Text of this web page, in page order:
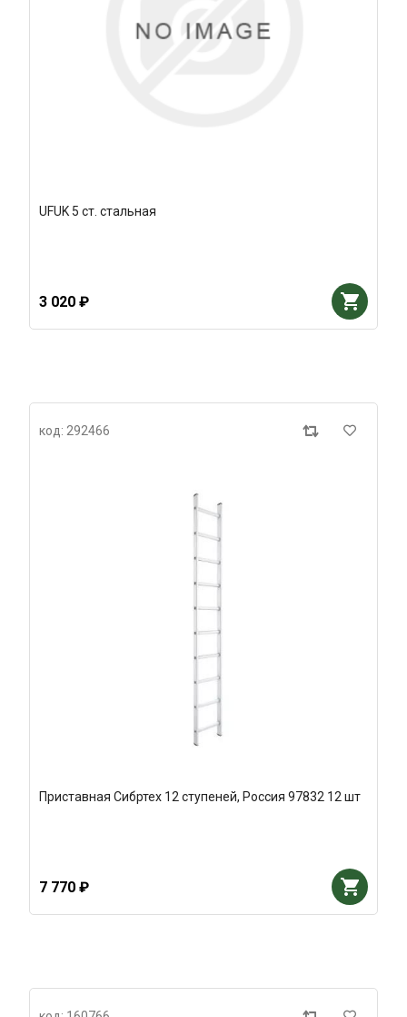
UFUK 5 ст. стальная
3 020 ₽
код: 292466
Приставная Сибртех 12 ступеней, Россия 97832 12 шт
7 770 ₽